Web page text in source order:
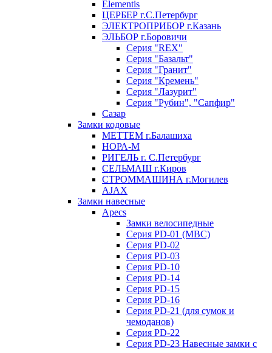
Elementis
ЦЕРБЕР г.С.Петербург
ЭЛЕКТРОПРИБОР г.Казань
ЭЛЬБОР г.Боровичи
Серия "REX"
Серия "Базальт"
Серия "Гранит"
Серия "Кремень"
Серия "Лазурит"
Серия "Рубин", "Сапфир"
Сазар
Замки кодовые
МЕТТЕМ г.Балашиха
НОРА-М
РИГЕЛЬ г. С.Петербург
СЕЛЬМАШ г.Киров
СТРОММАШИНА г.Могилев
AJAX
Замки навесные
Apecs
Замки велосипедные
Серия PD-01 (МВС)
Серия PD-02
Серия PD-03
Серия PD-10
Серия PD-14
Серия PD-15
Серия PD-16
Серия PD-21 (для сумок и
чемоданов)
Серия PD-22
Серия PD-23 Навесные замки с